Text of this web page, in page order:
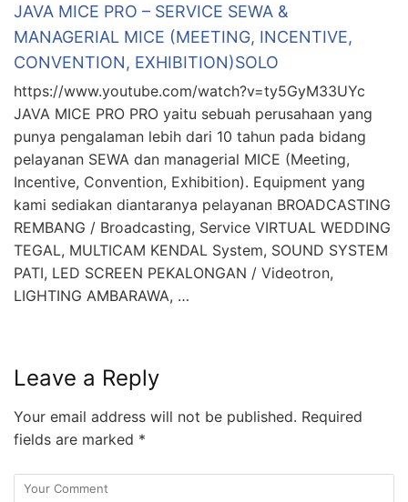
JAVA MICE PRO – SERVICE SEWA &
MANAGERIAL MICE (MEETING, INCENTIVE,
CONVENTION, EXHIBITION)SOLO
https://www.youtube.com/watch?v=ty5GyM33UYc
JAVA MICE PRO PRO yaitu sebuah perusahaan yang
punya pengalaman lebih dari 10 tahun pada bidang
pelayanan SEWA dan managerial MICE (Meeting,
Incentive, Convention, Exhibition). Equipment yang
kami sediakan diantaranya pelayanan BROADCASTING
REMBANG / Broadcasting, Service VIRTUAL WEDDING
TEGAL, MULTICAM KENDAL System, SOUND SYSTEM
PATI, LED SCREEN PEKALONGAN / Videotron,
LIGHTING AMBARAWA, …
Leave a Reply
Your email address will not be published. Required
fields are marked *